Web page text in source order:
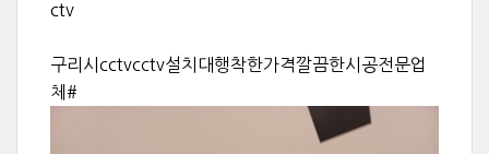
ctv
구리시cctvcctv설치대행착한가격깔끔한시공전문업
체#